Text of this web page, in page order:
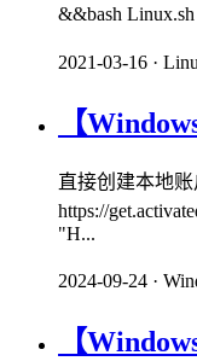
&&bash
2021-03-16 ·
【
直接创建本地账
https://
"H...
2024-09-24 ·
【